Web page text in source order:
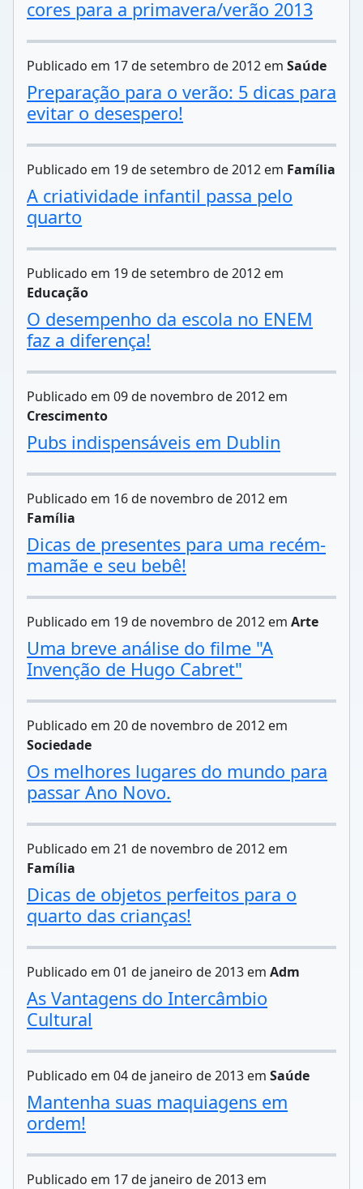
cores para a primavera/verão 2013
Publicado em 17 de setembro de 2012 em Saúde
Preparação para o verão: 5 dicas para
evitar o desespero!
Publicado em 19 de setembro de 2012 em Família
A criatividade infantil passa pelo
quarto
Publicado em 19 de setembro de 2012 em
Educação
O desempenho da escola no ENEM
faz a diferença!
Publicado em 09 de novembro de 2012 em
Crescimento
Pubs indispensáveis em Dublin
Publicado em 16 de novembro de 2012 em
Família
Dicas de presentes para uma recém-
mamãe e seu bebê!
Publicado em 19 de novembro de 2012 em Arte
Uma breve análise do filme "A
Invenção de Hugo Cabret"
Publicado em 20 de novembro de 2012 em
Sociedade
Os melhores lugares do mundo para
passar Ano Novo.
Publicado em 21 de novembro de 2012 em
Família
Dicas de objetos perfeitos para o
quarto das crianças!
Publicado em 01 de janeiro de 2013 em Adm
As Vantagens do Intercâmbio
Cultural
Publicado em 04 de janeiro de 2013 em Saúde
Mantenha suas maquiagens em
ordem!
Publicado em 17 de janeiro de 2013 em